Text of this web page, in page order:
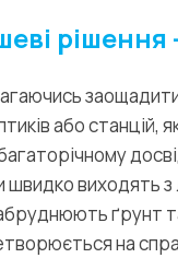
або станцій,
виходять
ґрунт
на